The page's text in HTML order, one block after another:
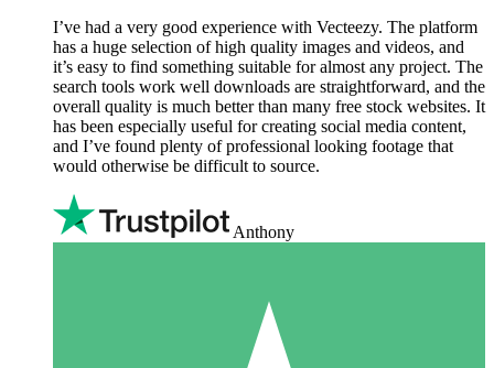
I’ve had a very good experience with Vecteezy. The platform
has a huge selection of high quality images and videos, and
it’s easy to find something suitable for almost any project. The
search tools work well downloads are straightforward, and the
overall quality is much better than many free stock websites. It
has been especially useful for creating social media content,
and I’ve found plenty of professional looking footage that
would otherwise be difficult to source.
Anthony